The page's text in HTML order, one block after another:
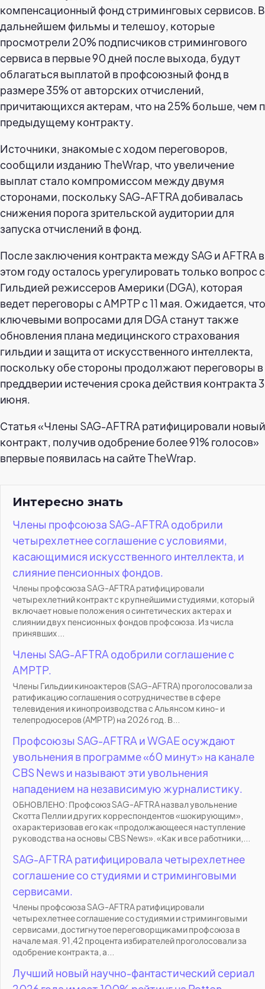
компенсационный фонд стриминговых сервисов. В
дальнейшем фильмы и телешоу, которые
просмотрели 20% подписчиков стримингового
сервиса в первые 90 дней после выхода, будут
облагаться выплатой в профсоюзный фонд в
размере 35% от авторских отчислений,
причитающихся актерам, что на 25% больше, чем
предыдущему контракту.
Источники, знакомые с ходом переговоров,
сообщили изданию TheWrap, что увеличение
выплат стало компромиссом между двумя
сторонами, поскольку SAG-AFTRA добивалась
снижения порога зрительской аудитории для
запуска отчислений в фонд.
После заключения контракта между SAG и AFTRA в
этом году осталось урегулировать только вопрос с
Гильдией режиссеров Америки (DGA), которая
ведет переговоры с AMPTP с 11 мая. Ожидается, что
ключевыми вопросами для DGA станут также
обновления плана медицинского страхования
гильдии и защита от искусственного интеллекта,
поскольку обе стороны продолжают переговоры в
преддверии истечения срока действия контракта
июня.
Статья «Члены SAG-AFTRA ратифицировали новый
контракт, получив одобрение более 91% голосов»
впервые появилась на сайте TheWrap.
Интересно знать
Члены профсоюза SAG-AFTRA одобрили
четырехлетнее соглашение с условиями,
касающимися искусственного интеллекта, и
слияние пенсионных фондов.
Члены профсоюза SAG-AFTRA ратифицировали
четырехлетний контракт с крупнейшими студиями, который
включает новые положения о синтетических актерах и
слиянии двух пенсионных фондов профсоюза. Из числа
принявших...
Члены SAG-AFTRA одобрили соглашение с
AMPTP.
Члены Гильдии киноактеров (SAG-AFTRA) проголосовали за
ратификацию соглашения о сотрудничестве в сфере
телевидения и кинопроизводства с Альянсом кино- и
телепродюсеров (AMPTP) на 2026 год. В...
Профсоюзы SAG-AFTRA и WGAE осуждают
увольнения в программе «60 минут» на канале
CBS News и называют эти увольнения
нападением на независимую журналистику.
ОБНОВЛЕНО: Профсоюз SAG-AFTRA назвал увольнение
Скотта Пелли и других корреспондентов «шокирующим»,
охарактеризовав его как «продолжающееся наступление
руководства на основы CBS News». «Как и все работники,...
SAG-AFTRA ратифицировала четырехлетнее
соглашение со студиями и стриминговыми
сервисами.
Члены профсоюза SAG-AFTRA ратифицировали
четырехлетнее соглашение со студиями и стриминговыми
сервисами, достигнутое переговорщиками профсоюза в
начале мая. 91,42 процента избирателей проголосовали за
одобрение контракта, а...
Лучший новый научно-фантастический сериал